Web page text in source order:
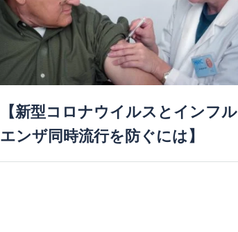
【新型コロナウイルスとインフル
エンザ同時流行を防ぐには】